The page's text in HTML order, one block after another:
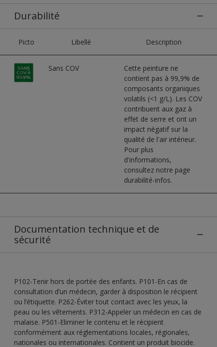
Durabilité
Picto Libellé Description
Sans COV
Cette peinture ne
contient pas à 99,9% de
composants organiques
volatils (<1 g/L). Les COV
contribuent aux gaz à
effet de serre et ont un
impact négatif sur la
qualité de l'air intérieur.
Pour plus
d'informations,
consultez notre page
durabilité-infos.
Documentation technique et de
sécurité
P102-Tenir hors de portée des enfants. P101-En cas de
consultation d’un médecin, garder à disposition le récipient
ou l’étiquette. P262-Éviter tout contact avec les yeux, la
peau ou les vêtements. P312-Appeler un médecin en cas de
malaise. P501-Eliminer le contenu et le récipient
conformément aux réglementations locales, régionales,
nationales ou internationales. Contient un produit biocide.